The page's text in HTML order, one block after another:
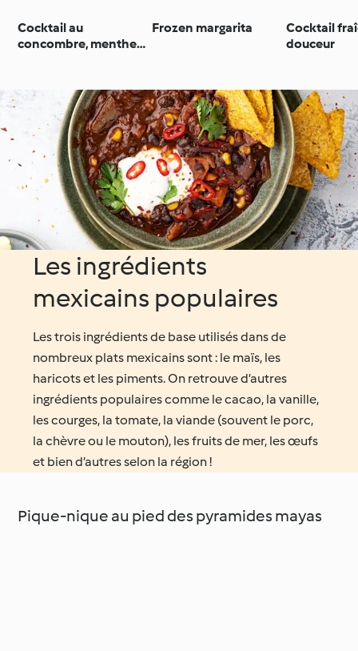
Cocktail au
concombre, menthe
Frozen margarita
Cocktail
douceur
Les ingrédients
mexicains populaires
Les trois ingrédients de base utilisés dans de
nombreux plats mexicains sont : le maïs, les
haricots et les piments. On retrouve d’autres
ingrédients populaires comme le cacao, la vanille,
les courges, la tomate, la viande (souvent le porc,
la chèvre ou le mouton), les fruits de mer, les œufs
et bien d’autres selon la région !
Pique-nique au pied des pyramides mayas